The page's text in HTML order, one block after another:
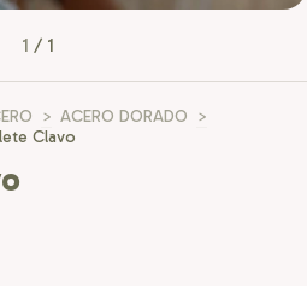
1 / 1
> ACERO DORADO >
Clavo